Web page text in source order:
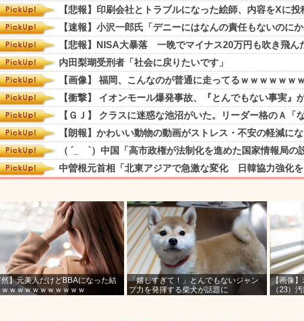
然】元美人だけどBBAになった結
ｗｗｗｗｗｗｗｗｗｗ
「嬉しすぎて！」とんでもないジャン
プ力を発揮する柴犬が話題に
【画像
（23）